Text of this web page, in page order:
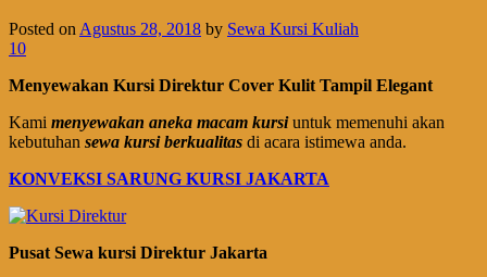
Posted on Agustus 28, 2018 by Sewa Kursi Kuliah
10
Menyewakan Kursi Direktur Cover Kulit Tampil Elegant
Kami menyewakan aneka macam kursiuntuk memenuhi akan
kebutuhan sewa kursi berkualitas di acara istimewa anda.
KONVEKSI SARUNG KURSI JAKARTA
Pusat Sewa kursi Direktur Jakarta